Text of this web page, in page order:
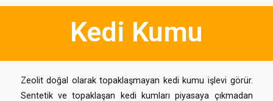
Kedi Kumu
Zeolit doğal olarak topaklaşmayan kedi kumu işlevi görür.
Sentetik ve topaklaşan kedi kumları piyasaya çıkmadan